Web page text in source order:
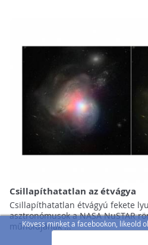
Kövess minket a facebookon, likeold
Csillapíthatatlan az étvágya
Csillapíthatatlan étvágyú fekete
asztronómusok a NASA NuSTAR
műholdjának ...